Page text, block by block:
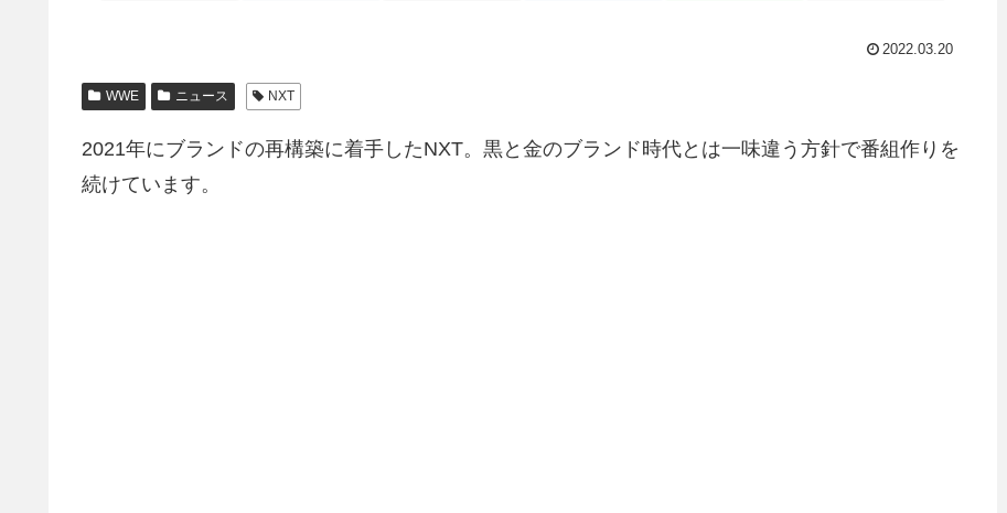
2022.03.20
WWE ニュース NXT
2021年にブランドの再構築に着手したNXT。黒と金のブランド時代とは一味違う方針で番組作りを
続けています。